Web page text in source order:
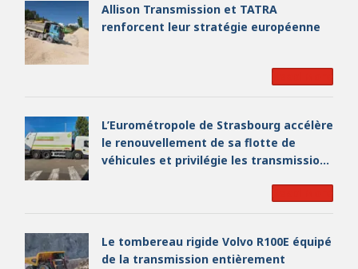
Allison Transmission et TATRA
renforcent leur stratégie européenne
L’Eurométropole de Strasbourg accélère
le renouvellement de sa flotte de
véhicules et privilégie les transmissions
Le tombereau rigide Volvo R100E équipé
de la transmission entièrement